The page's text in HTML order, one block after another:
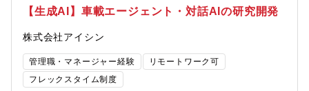
ない機能が求められます。また、全世界への普及には、価格の適
性化を果たす製造プロセス改革を、スマートファクトリーで実現
することも欠かせません。ここに、人工知能開発によるブレイク
スルーが求められています。自動車に使用される重要な技術を提
供しているのは、私たちサプライヤー。私たちが未来のモビリテ
ィ社会の技術を担っていくと言っても過言ではありません。社会
的意義が大きなプロジェクトに最前線で携わっていただけます。●
【生成AI】車載エージェント・対話AIの研究開発
株式会社アイシン
管理職・マネージャー経験
リモートワーク可
フレックスタイム制度